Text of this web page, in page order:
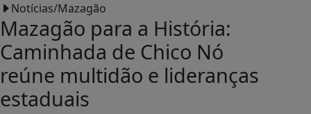
Notícias/Mazagão
Mazagão para a História:
Caminhada de Chico Nó
reúne multidão e lideranças
estaduais